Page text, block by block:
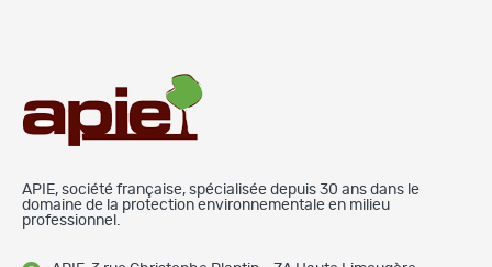
APIE, société française, spécialisée depuis 30 ans dans le
domaine de la protection environnementale en milieu
professionnel.